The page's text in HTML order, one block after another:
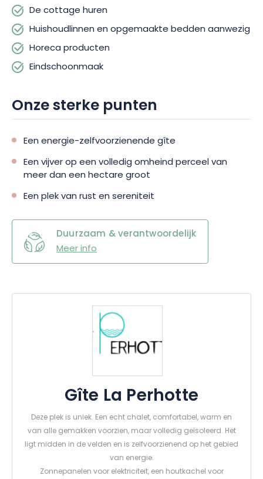
De cottage huren
Huishoudlinnen en opgemaakte bedden aanwezig
Horeca producten
Eindschoonmaak
Onze sterke punten
Een energie-zelfvoorzienende gîte
Een vijver op een volledig omheind perceel van
meer dan een hectare groot
Een plek van rust en sereniteit
Duurzaam & verantwoordelijk
Meer info
Gîte La Perhotte
Deze plek is uniek. Een echt chalet, comfortabel, warm en
van alle gemakken voorzien, maar volledig geïsoleerd. Het
ligt midden in de velden en is zelfvoorzienend op het gebied
van energie.
Zonnepanelen voor elektriciteit, een houtkachel voor